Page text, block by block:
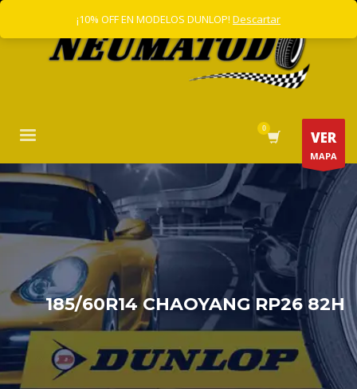
VER
MAPA
185/60R14 CHAOYANG RP26 82H
¡10% OFF EN MODELOS DUNLOP! Descartar